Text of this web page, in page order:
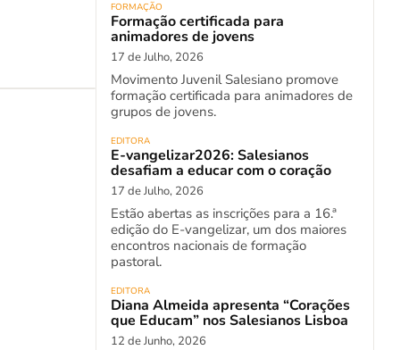
FORMAÇÃO
Formação certificada para
animadores de jovens
17 de Julho, 2026
Movimento Juvenil Salesiano promove
formação certificada para animadores de
grupos de jovens.
EDITORA
E-vangelizar2026: Salesianos
desafiam a educar com o coração
17 de Julho, 2026
Estão abertas as inscrições para a 16.ª
edição do E-vangelizar, um dos maiores
encontros nacionais de formação
pastoral.
EDITORA
Diana Almeida apresenta “Corações
que Educam” nos Salesianos Lisboa
12 de Junho, 2026